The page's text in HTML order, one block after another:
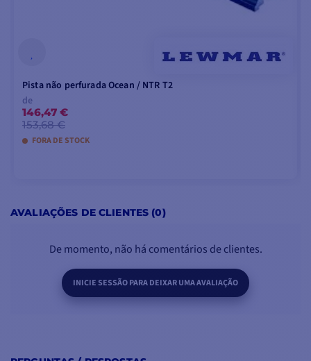
Pista não perfurada Ocean / NTR T2
de
146,47 €
153,68 €
FORA DE STOCK
AVALIAÇÕES DE CLIENTES (0)
De momento, não há comentários de clientes.
INICIE SESSÃO PARA DEIXAR UMA AVALIAÇÃO